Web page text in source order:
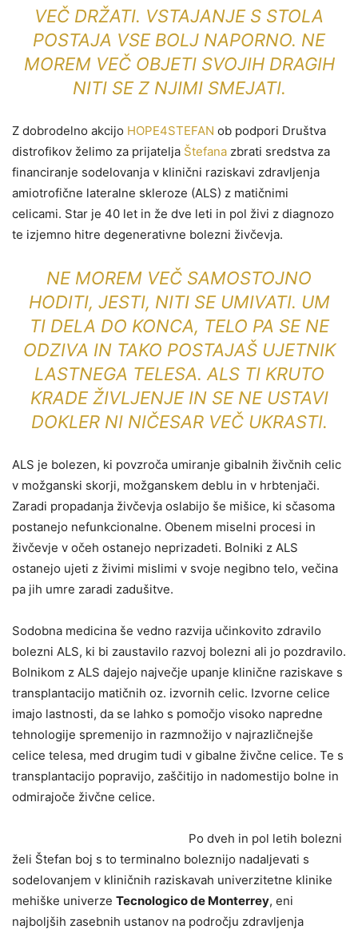
VEČ DRŽATI. VSTAJANJE S STOLA
POSTAJA VSE BOLJ NAPORNO. NE
MOREM VEČ OBJETI SVOJIH DRAGIH
NITI SE Z NJIMI SMEJATI.
Z dobrodelno akcijo HOPE4STEFAN ob podpori Društva
distrofikov želimo za prijatelja Štefana zbrati sredstva za
financiranje sodelovanja v klinični raziskavi zdravljenja
amiotrofične lateralne skleroze (ALS) z matičnimi
celicami. Star je 40 let in že dve leti in pol živi z diagnozo
te izjemno hitre degenerativne bolezni živčevja.
NE MOREM VEČ SAMOSTOJNO
HODITI, JESTI, NITI SE UMIVATI. UM
TI DELA DO KONCA, TELO PA SE NE
ODZIVA IN TAKO POSTAJAŠ UJETNIK
LASTNEGA TELESA. ALS TI KRUTO
KRADE ŽIVLJENJE IN SE NE USTAVI
DOKLER NI NIČESAR VEČ UKRASTI.
ALS je bolezen, ki povzroča umiranje gibalnih živčnih celic
v možganski skorji, možganskem deblu in v hrbtenjači.
Zaradi propadanja živčevja oslabijo še mišice, ki sčasoma
postanejo nefunkcionalne. Obenem miselni procesi in
živčevje v očeh ostanejo neprizadeti. Bolniki z ALS
ostanejo ujeti z živimi mislimi v svoje negibno telo, večina
pa jih umre zaradi zadušitve.
Sodobna medicina še vedno razvija učinkovito zdravilo
bolezni ALS, ki bi zaustavilo razvoj bolezni ali jo pozdravilo.
Bolnikom z ALS dajejo največje upanje klinične raziskave s
transplantacijo matičnih oz. izvornih celic. Izvorne celice
imajo lastnosti, da se lahko s pomočjo visoko napredne
tehnologije spremenijo in razmnožijo v najrazličnejše
celice telesa, med drugim tudi v gibalne živčne celice. Te s
transplantacijo popravijo, zaščitijo in nadomestijo bolne in
odmirajoče živčne celice.
Po dveh in pol letih bolezni
želi Štefan boj s to terminalno boleznijo nadaljevati s
sodelovanjem v kliničnih raziskavah univerzitetne klinike
mehiške univerze Tecnologico de Monterrey, eni
najboljših zasebnih ustanov na področju zdravljenja